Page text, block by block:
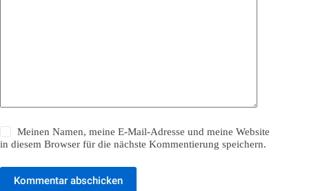
Meinen Namen, meine E-Mail-Adresse und meine Website
in diesem Browser für die nächste Kommentierung speichern.
Kommentar abschicken